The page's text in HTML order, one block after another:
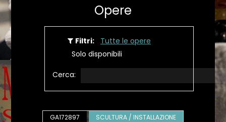
Opere
Filtri:
Tutte le opere
Solo disponibili
Cerca:
GA172897 SCULTURA / INSTALLAZIONE